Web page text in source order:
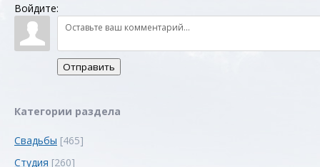
Войдите:
Отправить
Категории раздела
Свадьбы [465]
Студия [260]